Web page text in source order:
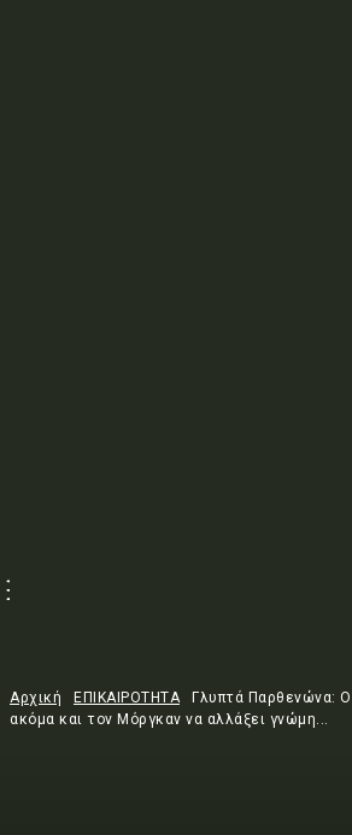
Αρχική ΕΠΙΚΑΙΡΟΤΗΤΑ
Γλυπτά Παρθενώνα:
ακόμα και τον Μόργκαν να αλλάξει γνώμη...